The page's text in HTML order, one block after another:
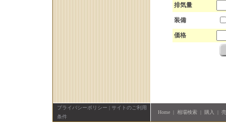
排気量
装備
価格
プライバシーポリシー | サイトのご利用
条件
Home| 相場検索| 購入 |